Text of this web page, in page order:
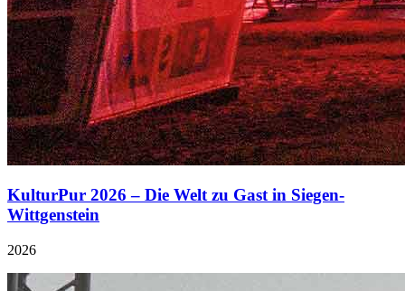
KulturPur 2026 – Die Welt zu Gast in Siegen-
Wittgenstein
2026